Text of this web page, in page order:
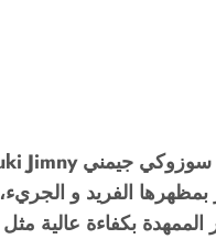
الفريد و
الممهدة بكفاءة عالية